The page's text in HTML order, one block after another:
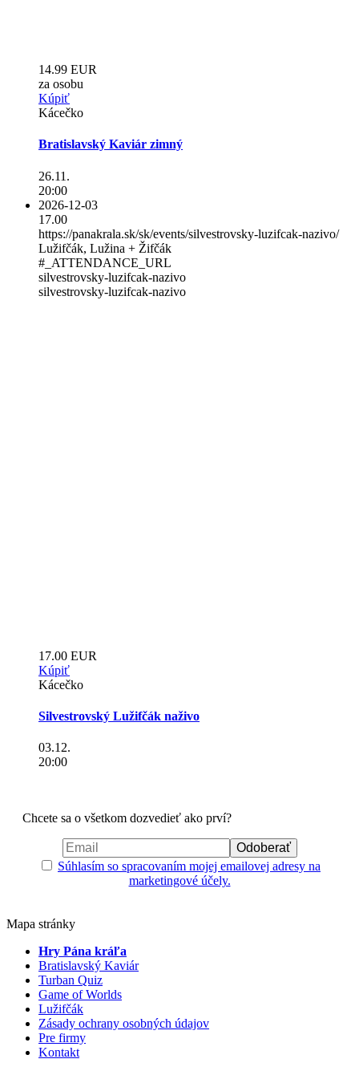
14.99 EUR
za osobu
Kúpiť
Kácečko
Bratislavský Kaviár zimný
26.11.
20:00
2026-12-03
17.00
https://panakrala.sk/sk/events/silvestrovsky-luzifcak-nazivo/
Lužifčák, Lužina + Žifčák
#_ATTENDANCE_URL
silvestrovsky-luzifcak-nazivo
silvestrovsky-luzifcak-nazivo
17.00 EUR
Kúpiť
Kácečko
Silvestrovský Lužifčák naživo
03.12.
20:00
Chcete sa o všetkom dozvedieť ako prví?
Súhlasím so spracovaním mojej emailovej adresy na
marketingové účely.
Mapa stránky
Hry Pána kráľa
Bratislavský Kaviár
Turban Quiz
Game of Worlds
Lužifčák
Zásady ochrany osobných údajov
Pre firmy
Kontakt